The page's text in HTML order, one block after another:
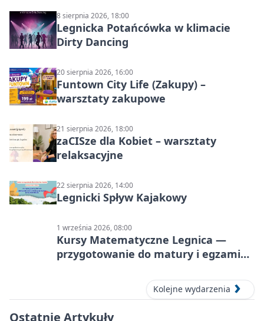
8 sierpnia 2026, 18:00
Legnicka Potańcówka w klimacie
Dirty Dancing
20 sierpnia 2026, 16:00
Funtown City Life (Zakupy) –
warsztaty zakupowe
21 sierpnia 2026, 18:00
zaCISze dla Kobiet – warsztaty
relaksacyjne
22 sierpnia 2026, 14:00
Legnicki Spływ Kajakowy
1 września 2026, 08:00
Kursy Matematyczne Legnica —
przygotowanie do matury i egzaminu
Kolejne wydarzenia
Ostatnie Artykuły